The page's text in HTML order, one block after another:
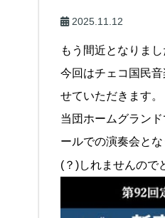
2025.11.12
もう間近となりま
今回はチェコ国民
せていただきます。
当団ホームグラン
ールでの演奏会と
(？)しれませんので